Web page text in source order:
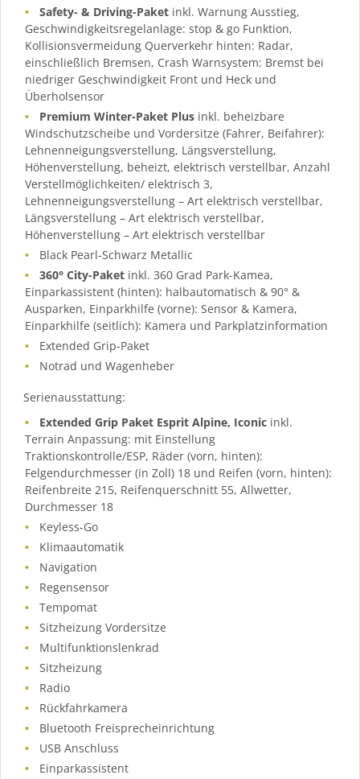
Safety- & Driving-Paket inkl. Warnung Ausstieg,
Geschwindigkeitsregelanlage: stop & go Funktion,
Kollisionsvermeidung Querverkehr hinten: Radar,
einschließlich Bremsen, Crash Warnsystem: Bremst bei
niedriger Geschwindigkeit Front und Heck und
Überholsensor
Premium Winter-Paket Plus inkl. beheizbare
Windschutzscheibe und Vordersitze (Fahrer, Beifahrer):
Lehnenneigungsverstellung, Längsverstellung,
Höhenverstellung, beheizt, elektrisch verstellbar, Anzahl
Verstellmöglichkeiten/ elektrisch 3,
Lehnenneigungsverstellung – Art elektrisch verstellbar,
Längsverstellung – Art elektrisch verstellbar,
Höhenverstellung – Art elektrisch verstellbar
Black Pearl-Schwarz Metallic
360° City-Paket inkl. 360 Grad Park-Kamea,
Einparkassistent (hinten): halbautomatisch & 90° &
Ausparken, Einparkhilfe (vorne): Sensor & Kamera,
Einparkhilfe (seitlich): Kamera und Parkplatzinformation
Extended Grip-Paket
Notrad und Wagenheber
Serienausstattung:
Extended Grip Paket Esprit Alpine, Iconic inkl.
Terrain Anpassung: mit Einstellung
Traktionskontrolle/ESP, Räder (vorn, hinten):
Felgendurchmesser (in Zoll) 18 und Reifen (vorn, hinten):
Reifenbreite 215, Reifenquerschnitt 55, Allwetter,
Durchmesser 18
Keyless-Go
Klimaautomatik
Navigation
Regensensor
Tempomat
Sitzheizung Vordersitze
Multifunktionslenkrad
Sitzheizung
Radio
Rückfahrkamera
Bluetooth Freisprecheinrichtung
USB Anschluss
Einparkassistent